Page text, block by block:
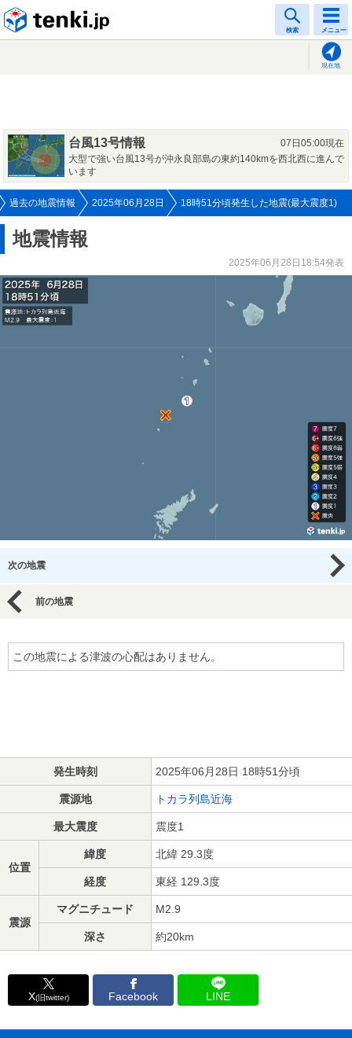
検索 メニュー
現在地
台風13号情報
07日05:00現在
大型で強い台風13号が沖永良部島の東約140kmを西北西に進んで
います
過去の地震情報 2025年06月28日 18時51分頃発生した地震(最大震度1)
地震情報
2025年06月28日18:54発表
次の地震
前の地震
この地震による津波の心配はありません。
発生時刻 2025年06月28日 18時51分頃
震源地 トカラ列島近海
最大震度 震度1
位置
緯度 北緯 29.3度
経度 東経 129.3度
震源
マグニチュード M2.9
深さ 約20km
X(旧twitter) Facebook LINE